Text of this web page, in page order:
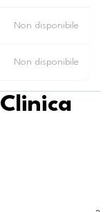
Non disponibile
Non disponibile